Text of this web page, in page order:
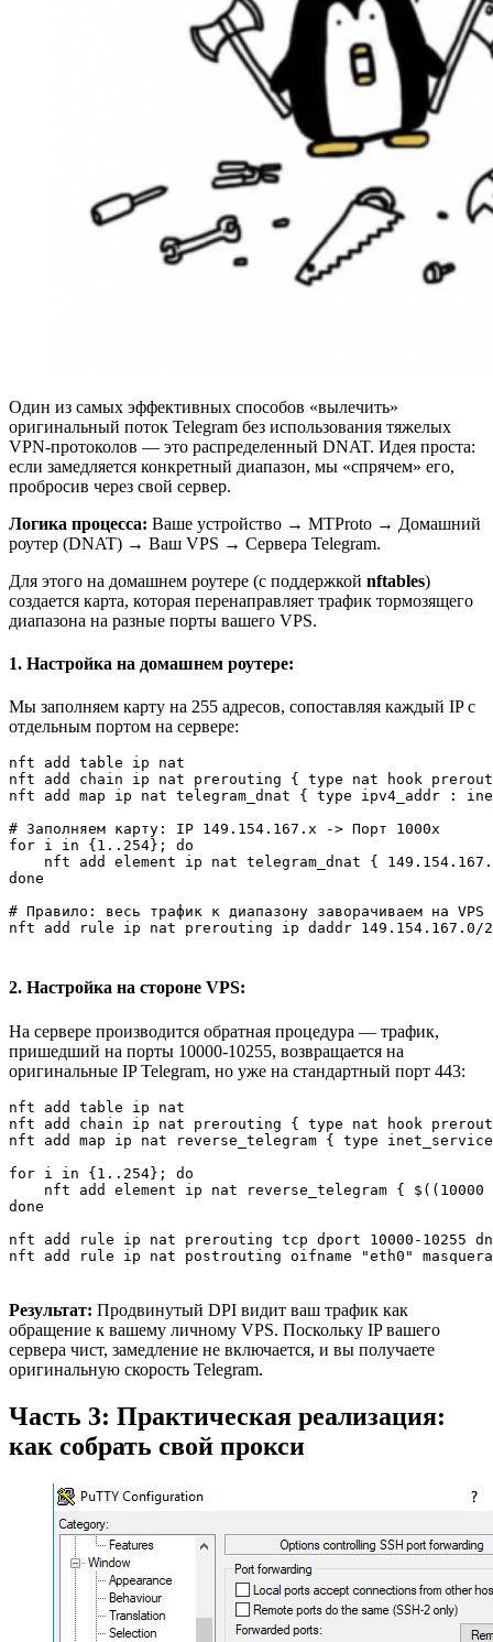
Один из самых эффективных способов «вылечить»
оригинальный поток Telegram без использования тяжелых
VPN-протоколов — это распределенный DNAT. Идея проста:
если замедляется конкретный диапазон, мы «спрячем» его,
пробросив через свой сервер.
Логика процесса: Ваше устройство → MTProto → Домашний
роутер (DNAT) → Ваш VPS → Сервера Telegram.
Для этого на домашнем роутере (с поддержкой nftables)
создается карта, которая перенаправляет трафик тормозящего
диапазона на разные порты вашего VPS.
1. Настройка на домашнем роутере:
Мы заполняем карту на 255 адресов, сопоставляя каждый IP с
отдельным портом на сервере:
nft add table ip nat
nft add chain ip nat prerouting { type nat hook
nft add map ip nat telegram_dnat { type ipv4_addr :
# Заполняем карту: IP 149.154.167.x -> Порт 1000x
for i in {1..254}; do
nft add element ip nat telegram_dnat {
done
# Правило: весь трафик к диапазону заворачиваем на VPS
nft add rule ip nat prerouting ip daddr 149.154.167.0/24
2. Настройка на стороне VPS:
На сервере производится обратная процедура — трафик,
пришедший на порты 10000-10255, возвращается на
оригинальные IP Telegram, но уже на стандартный порт 443:
nft add table ip nat
nft add chain ip nat prerouting { type nat hook
nft add map ip nat reverse_telegram { type
for i in {1..254}; do
nft add element ip nat reverse_telegram { $((10000
done
nft add rule ip nat prerouting tcp dport 10000-10255
nft add rule ip nat postrouting oifname "eth0"
Результат: Продвинутый DPI видит ваш трафик как
обращение к вашему личному VPS. Поскольку IP вашего
сервера чист, замедление не включается, и вы получаете
оригинальную скорость Telegram.
Часть 3: Практическая реализация:
как собрать свой прокси